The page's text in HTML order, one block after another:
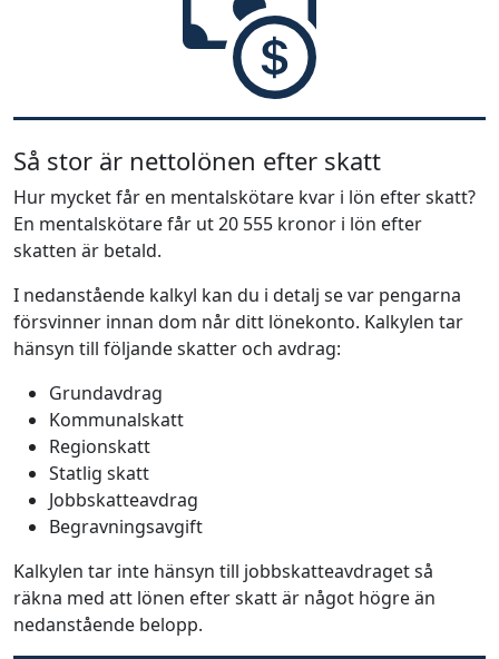
Så stor är nettolönen efter skatt
Hur mycket får en mentalskötare kvar i lön efter skatt?
En mentalskötare får ut 20 555 kronor i lön efter
skatten är betald.
I nedanstående kalkyl kan du i detalj se var pengarna
försvinner innan dom når ditt lönekonto. Kalkylen tar
hänsyn till följande skatter och avdrag:
Grundavdrag
Kommunalskatt
Regionskatt
Statlig skatt
Jobbskatteavdrag
Begravningsavgift
Kalkylen tar inte hänsyn till jobbskatteavdraget så
räkna med att lönen efter skatt är något högre än
nedanstående belopp.